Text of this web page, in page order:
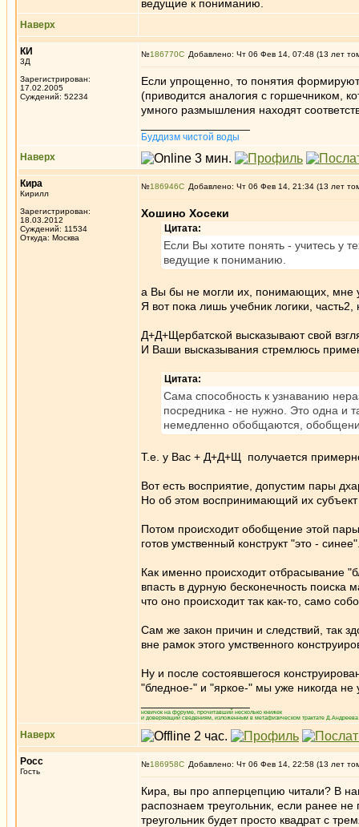
ведущие к пониманию.
Наверх
КИ
3Д
Зарегистрирован:
17.02.2005
Суждений: 52234
№186770 Добавлено: Чт 06 Фев 14, 07:48 (13 лет
Если упрощенно, то понятия
(приводится аналогия с горшечником,
умного размышления находят
Буддизм чистой воды
Наверх
Кира
Кирилл
Зарегистрирован:
18.03.2012
Суждений: 11534
Откуда: Москва
№186946 Добавлено: Чт 06 Фев 14, 21:34 (13 лет
Хошино Хосеки
Цитата:
Если Вы хотите понять - учитесь у
ведущие к пониманию.
а Вы бы не могли их, понимающих, мне
Я вот пока лишь учебник логики,
Д+Д+Щербатской высказывают свой
И Ваши высказывания стремлюсь
Цитата:
Сама способность к узнаванию
посредника - не нужно. Это одна и
немедленно обобщаются,
Т.е. у Вас + Д+Д+Щ получается
Вот есть восприятие, допустим пары
Но об этом воспринимающий их субъект
Потом происходит обобщение этой
готов умственный конструкт "это -
Как именно происходит отбрасывание
впасть в дурную бесконечность
что оно происходит так как-то, само
Сам же закон причин и следствий, так
вне рамок этого умственного
Ну и после состоявшегося
"бледное-" и "яркое-" мы уже никогда не
новичок на форуме, прочитавший несколько книжек
и доверяющий сведениям, изложенным в метафизическом трактате
Наверх
Росс
Гость
№186958 Добавлено: Чт 06 Фев 14, 22:58 (13 лет
Кира, вы про апперцепцию читали? В
распознаем треугольник, если ранее
треугольник будет просто квадрат с